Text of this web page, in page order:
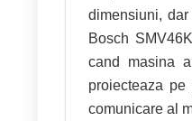
dimensiuni,
Bosch
cand masina
proiecteaza
comunicare al